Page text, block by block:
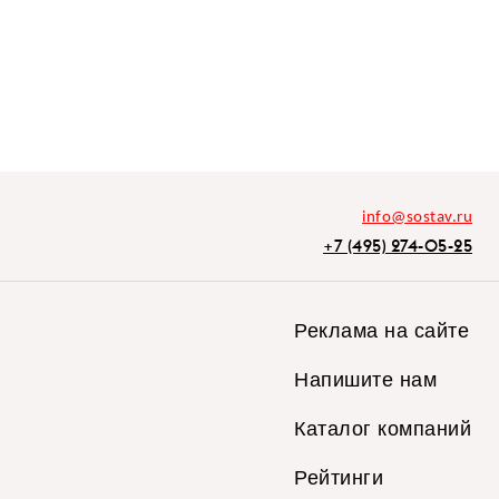
info@sostav.ru
+7 (495) 274-05-25
Реклама на сайте
Напишите нам
Каталог компаний
Рейтинги